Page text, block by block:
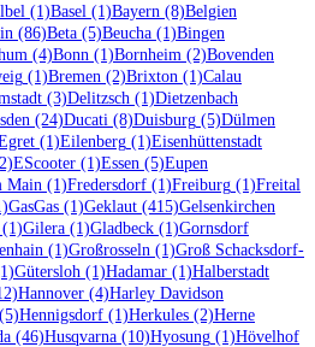
(1)Basel (1)Bayern (8)Belgien
(86)Beta (5)Beucha (1)Bingen
(4)Bonn (1)Bornheim (2)Bovenden
(1)Bremen (2)Brixton (1)Calau
(3)Delitzsch (1)Dietzenbach
(24)Ducati (8)Duisburg (5)Dülmen
(1)Eilenberg (1)Eisenhüttenstadt
EScooter (1)Essen (5)Eupen
Main (1)Fredersdorf (1)Freiburg (1)Freital
GasGas (1)Geklaut (415)Gelsenkirchen
(1)Gilera (1)Gladbeck (1)Gornsdorf
(1)Großrosseln (1)Groß Schacksdorf-
Gütersloh (1)Hadamar (1)Halberstadt
Hannover (4)Harley Davidson
(5)Hennigsdorf (1)Herkules (2)Herne
(46)Husqvarna (10)Hyosung (1)Hövelhof